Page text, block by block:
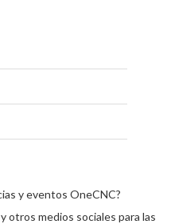
y eventos OneCNC?
otros medios sociales para las